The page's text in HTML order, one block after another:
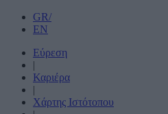
GR/
EN
Εύρεση
|
Καριέρα
|
Χάρτης Ιστότοπου